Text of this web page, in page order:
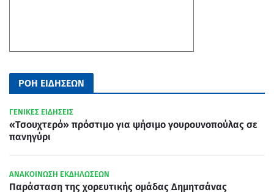
ΡΟΗ ΕΙΔΗΣΕΩΝ
ΓΕΝΙΚΕΣ ΕΙΔΗΣΕΙΣ
«Τσουχτερό» πρόστιμο για ψήσιμο γουρουνοπούλας σε
πανηγύρι
ΑΝΑΚΟΙΝΩΣΗ ΕΚΔΗΛΩΣΕΩΝ
Παράσταση της χορευτικής ομάδας Δημητσάνας